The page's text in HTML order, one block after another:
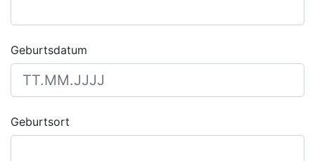
Geburtsdatum
Geburtsort